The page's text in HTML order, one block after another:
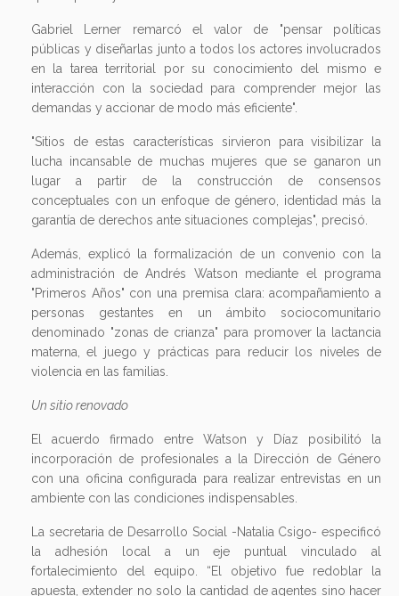
Gabriel Lerner remarcó el valor de "pensar políticas
públicas y diseñarlas junto a todos los actores involucrados
en la tarea territorial por su conocimiento del mismo e
interacción con la sociedad para comprender mejor las
demandas y accionar de modo más eficiente".
"Sitios de estas características sirvieron para visibilizar la
lucha incansable de muchas mujeres que se ganaron un
lugar a partir de la construcción de consensos
conceptuales con un enfoque de género, identidad más la
garantía de derechos ante situaciones complejas", precisó.
Además, explicó la formalización de un convenio con la
administración de Andrés Watson mediante el programa
"Primeros Años" con una premisa clara: acompañamiento a
personas gestantes en un ámbito sociocomunitario
denominado "zonas de crianza" para promover la lactancia
materna, el juego y prácticas para reducir los niveles de
violencia en las familias.
Un sitio renovado
El acuerdo firmado entre Watson y Díaz posibilitó la
incorporación de profesionales a la Dirección de Género
con una oficina configurada para realizar entrevistas en un
ambiente con las condiciones indispensables.
La secretaria de Desarrollo Social -Natalia Csigo- especificó
la adhesión local a un eje puntual vinculado al
fortalecimiento del equipo. “El objetivo fue redoblar la
apuesta, extender no solo la cantidad de agentes sino hacer